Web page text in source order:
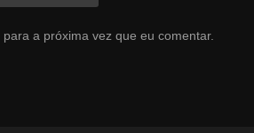
a próxima vez que eu comentar.